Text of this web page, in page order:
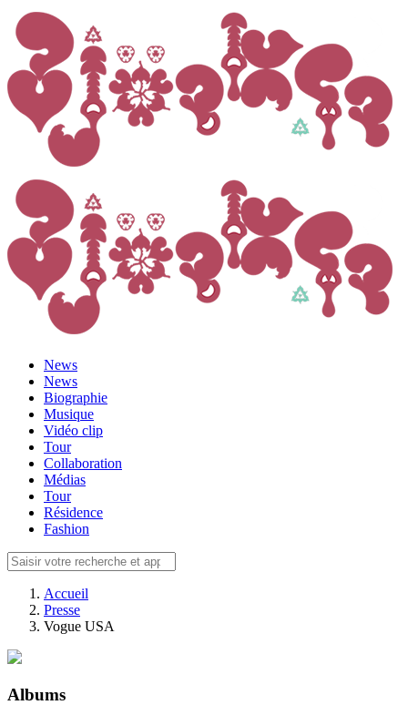
News
News
Biographie
Musique
Vidéo clip
Tour
Collaboration
Médias
Tour
Résidence
Fashion
Accueil
Presse
Vogue USA
Albums